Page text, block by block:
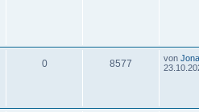
0 8577 von